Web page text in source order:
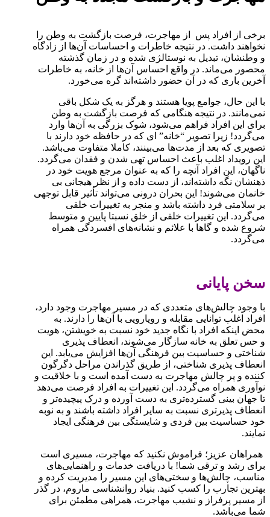
برخی از افراد پس از مهاجرت، فرصت بازگشت به وطن را
نخواهند داشت. در نتیجه خاطرات و احساسات آن‌ها از زادگاه
و وطنشان، تبدیل به نوستالژی شده و در زمان گذشته
محصور می‌ماند. در واقع احساس آن‌ها از خانه، به خاطرات
آخرین باری که در آن حضور داشته‌اند گره می‌خورد.
با این حال، جوامع پویا هستند و هرگز به یک شکل باقی
نمی‌مانند. در نتیجه هنگامی که فرصت بازگشت به وطن
برای این افراد فراهم می‌شود، شوک بزرگی به آن‌ها وارد
می‌گردد! زیرا تصویر “خانه” ای که در حافظه خود دارند با
تصویری که بعد از مدت‌ها می‌بینند، کاملا متفاوت می‌باشد.
این رویداد اغلب باعث احساس تهی شدن و فقدان می‌گردد.
ناگهان، این افراد آنچه را که به عنوان مرجع هویت خود در
ذهنشان نگه داشته‌اند، از دست داده و از نظر هیجانی بی
خانمان می‌شوند! این بحران درونی می‌تواند تأثیر قابل توجهی
بر سلامتی فرد داشته باشد و منجر به تغییرات خلقی
می‌گردد. این تغییرات خلقی از خلق نسبتا پایین و متوسط
شروع شده و گاها با علائم و نشانه‌های افسردگی همراه
می‌گردد.
سخن پایانی
با وجود چالش‌های متعددی که در مسیر مهاجرت وجود دارد،
افراد اغلب توانایی مقابله و رویارویی با آن‌ها را دارند. به
محض اینکه افراد با نگاه جدید خود نسبت به خویشتن، هویت
و حس تعلق به خانه سازگار می‌شوند، انعطاف پذیری
شناختی و حساسیت بین فرهنگی آن‌ها افزایش می‌یابد. این
انعطاف پذیری شناختی، از طریق گذراندن مراحل دگرگون
کننده و پر چالش مهاجرت به دست آمده‌ است و با خلاقیت و
نوآوری همراه می‌گردد. این تغییرات به افراد فرصت می‌دهد
تا جهان بینی گسترده‌تری به دست آورده و درک پیچیده‌تر و
انعطاف پذیرتری نسبت به سایر افراد داشته باشند و به نوبه
خود حساسیت بین فردی و شایستگی بین فرهنگی ایجاد
نمایند.
همراهان عزیز؛ فراموش نکنید که مهاجرت، مسیری است
برای رشد و ترقی شما! با دریافت خدمات و راهنمایی‌های
مناسب، چالش‌ها و سختی‌های این مسیر را مدیریت کرده و
بهترین تجارب را کسب کنید. بنیاد روان‍شناسی ماروم، در گذر
از مسیر پرفراز و نشیب مهاجرت، همراهی مطمئن برای
شما می‌باشد.